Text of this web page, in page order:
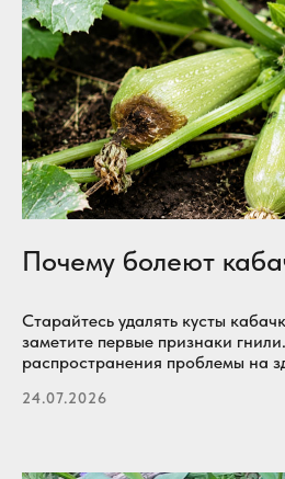
Почему болеют
Старайтесь удалять кусты
заметите первые признаки
распространения проблемы на
24.07.2026